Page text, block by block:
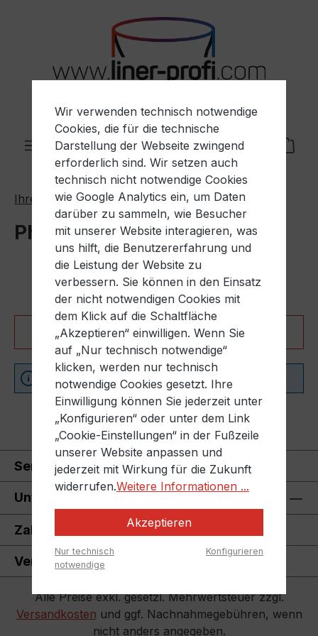
Zum Hauptinhalt springen
Du hast 0
Ihre Branche Pharma / Medizin / Bio-Tech
Pharma / Medizin / Bio-Tech
Produkte filtern
Keine Produkte gefunden.
Service-Hotline
Unternehmen
Zahlungsmöglichkeiten
Versand durch
Alle Preise exkl. gesetzl. Mehrwertsteuer zzgl.
Versandkosten und ggf. Nachnahmegebühren, wenn
nicht anders angegeben.
Wir verwenden technisch notwendige
Cookies, die für die technische
Darstellung der Webseite zwingend
erforderlich sind. Wir setzen auch
technisch nicht notwendige Cookies
wie Google Analytics ein, um Daten
darüber zu sammeln, wie Besucher
mit unserer Website interagieren, was
uns hilft, die Benutzererfahrung und
die Leistung der Website zu
verbessern. Sie können in den Einsatz
der nicht notwendigen Cookies mit
dem Klick auf die Schaltfläche
„Akzeptieren“ einwilligen. Wenn Sie
auf „Nur technisch notwendige“
klicken, werden nur technisch
notwendige Cookies gesetzt. Ihre
Einwilligung können Sie jederzeit unter
„Konfigurieren“ oder unter dem Link
„Cookie-Einstellungen“ in der Fußzeile
unserer Website anpassen und
jederzeit mit Wirkung für die Zukunft
widerrufen.Weitere Informationen ...
Akzeptieren
Nur technisch
notwendige
Konfigurieren